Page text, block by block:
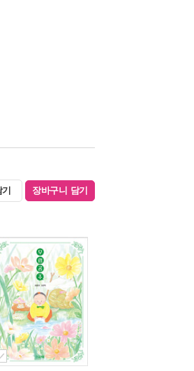
장바구니 담기